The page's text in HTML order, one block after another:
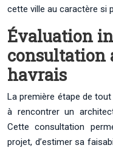
cette ville au caractère si
Évaluation
consultation
havrais
La première étape de
à rencontrer un
Cette consultation
projet, d’estimer sa